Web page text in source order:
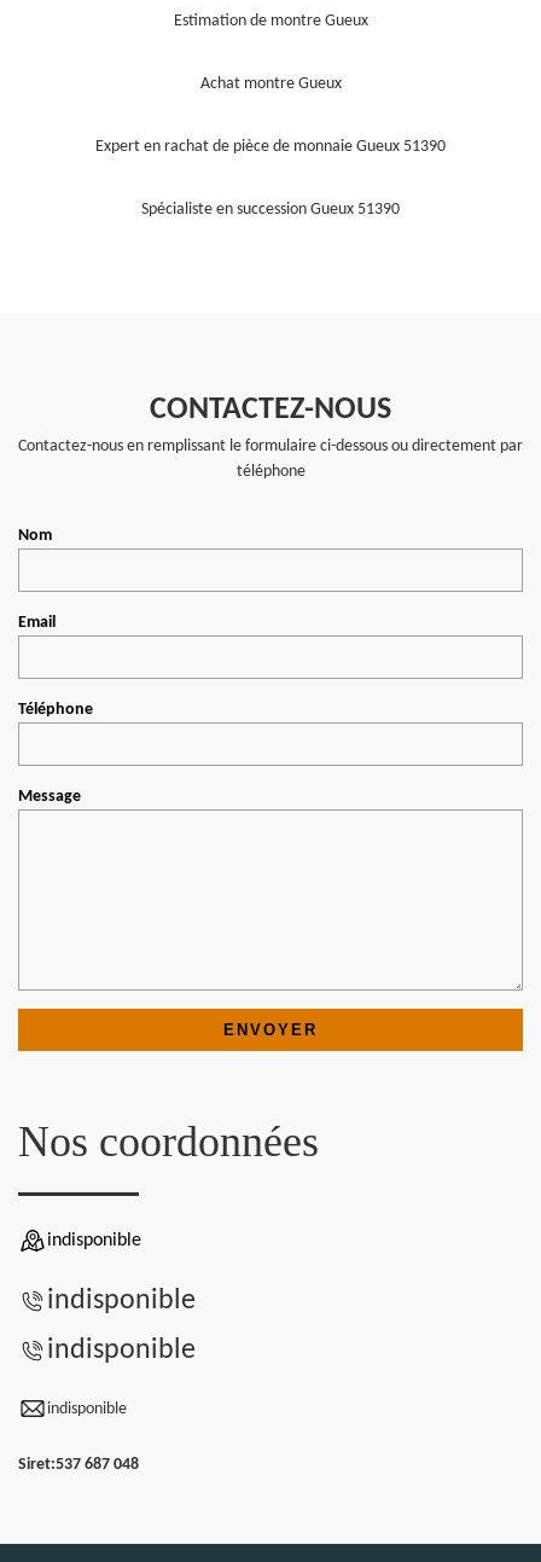
Estimation de montre Gueux
Achat montre Gueux
Expert en rachat de pièce de monnaie Gueux 51390
Spécialiste en succession Gueux 51390
CONTACTEZ-NOUS
Contactez-nous en remplissant le formulaire ci-dessous ou directement par
téléphone
Nom
Email
Téléphone
Message
Nos coordonnées
indisponible
indisponible
indisponible
indisponible
Siret:537 687 048